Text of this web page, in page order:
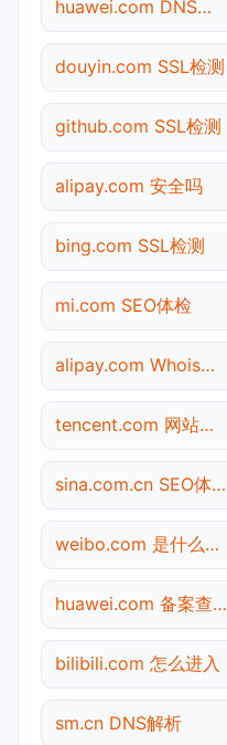
huawei.com DNS解析
douyin.com SSL检测
github.com SSL检测
alipay.com 安全吗
bing.com SSL检测
mi.com SEO体检
alipay.com Whois查询
tencent.com 网站状态
sina.com.cn SEO体检
weibo.com 是什么网站
huawei.com 备案查询
bilibili.com 怎么进入
sm.cn DNS解析